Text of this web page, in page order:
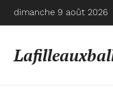
dimanche 9 août 2026